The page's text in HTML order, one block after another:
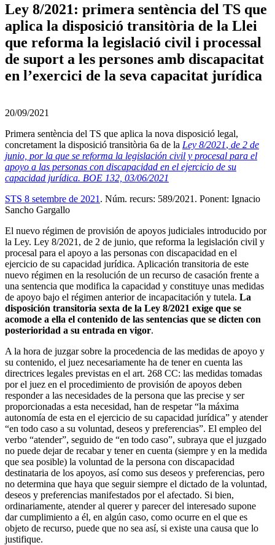
Ley 8/2021: primera sentència del TS que
aplica la disposició transitòria de la Llei
que reforma la legislació civil i processal
de suport a les persones amb discapacitat
en l’exercici de la seva capacitat jurídica
20/09/2021
Primera sentència del TS que aplica la nova disposició legal,
concretament la disposició transitòria 6a de la Ley 8/2021, de 2 de
junio, por la que se reforma la legislación civil y procesal para el
apoyo a las personas con discapacidad en el ejercicio de su
capacidad jurídica. BOE 132, 03/06/2021
STS 8 setembre de 2021 . Núm. recurs: 589/2021. Ponent: Ignacio
Sancho Gargallo
El nuevo régimen de provisión de apoyos judiciales introducido por
la Ley. Ley 8/2021, de 2 de junio, que reforma la legislación civil y
procesal para el apoyo a las personas con discapacidad en el
ejercicio de su capacidad jurídica. Aplicación transitoria de este
nuevo régimen en la resolución de un recurso de casación frente a
una sentencia que modifica la capacidad y constituye unas medidas
de apoyo bajo el régimen anterior de incapacitación y tutela. La
disposición transitoria sexta de la Ley 8/2021 exige que se
acomode a ella el contenido de las sentencias que se dicten con
posterioridad a su entrada en vigor.
A la hora de juzgar sobre la procedencia de las medidas de apoyo y
su contenido, el juez necesariamente ha de tener en cuenta las
directrices legales previstas en el art. 268 CC: las medidas tomadas
por el juez en el procedimiento de provisión de apoyos deben
responder a las necesidades de la persona que las precise y ser
proporcionadas a esta necesidad, han de respetar “la máxima
autonomía de esta en el ejercicio de su capacidad jurídica” y atender
“en todo caso a su voluntad, deseos y preferencias”. El empleo del
verbo “atender”, seguido de “en todo caso”, subraya que el juzgado
no puede dejar de recabar y tener en cuenta (siempre y en la medida
que sea posible) la voluntad de la persona con discapacidad
destinataria de los apoyos, así como sus deseos y preferencias, pero
no determina que haya que seguir siempre el dictado de la voluntad,
deseos y preferencias manifestados por el afectado. Si bien,
ordinariamente, atender al querer y parecer del interesado supone
dar cumplimiento a él, en algún caso, como ocurre en el que es
objeto de recurso, puede que no sea así, si existe una causa que lo
justifique.